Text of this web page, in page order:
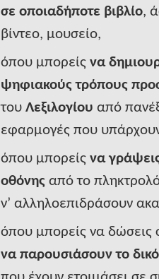
σε οποιαδήποτε βιβλίο,
βίντεο, μουσείο,
όπου μπορείς να
ψηφιακούς τρόπους
του Λεξιλογίου από
εφαρμογές που
όπου μπορείς να
οθόνης από το
ν’ αλληλοεπιδράσουν
όπου μπορείς να δώσεις
να παρουσιάσουν το